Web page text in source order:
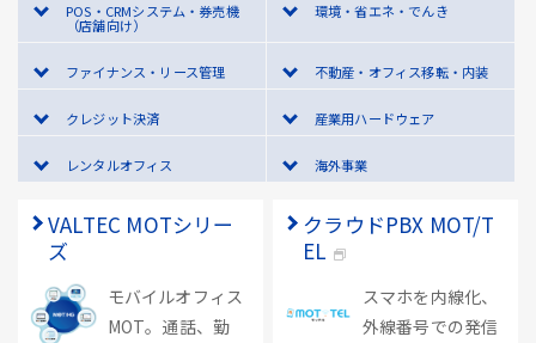
POS・CRMシステム・券売機
（店舗向け）
環境・省エネ・でんき
ファイナンス・リース管理 不動産・オフィス移転・内装
クレジット決済 産業用ハードウェア
レンタルオフィス 海外事業
VALTEC MOTシリー
ズ
モバイルオフィス
MOT。通話、勤
クラウドPBX MOT/T
EL
スマホを内線化、
外線番号での発信